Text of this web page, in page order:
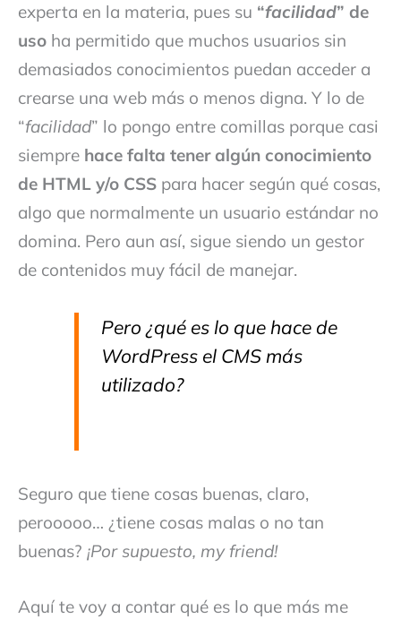
experta en la materia, pues su “facilidad” de
uso ha permitido que muchos usuarios sin
demasiados conocimientos puedan acceder a
crearse una web más o menos digna. Y lo de
“facilidad” lo pongo entre comillas porque casi
siempre hace falta tener algún conocimiento
de HTML y/o CSS para hacer según qué cosas,
algo que normalmente un usuario estándar no
domina. Pero aun así, sigue siendo un gestor
de contenidos muy fácil de manejar.
Pero ¿qué es lo que hace de
WordPress el CMS más
utilizado?
Seguro que tiene cosas buenas, claro,
perooooo… ¿tiene cosas malas o no tan
buenas? ¡Por supuesto, my friend!
Aquí te voy a contar qué es lo que más me